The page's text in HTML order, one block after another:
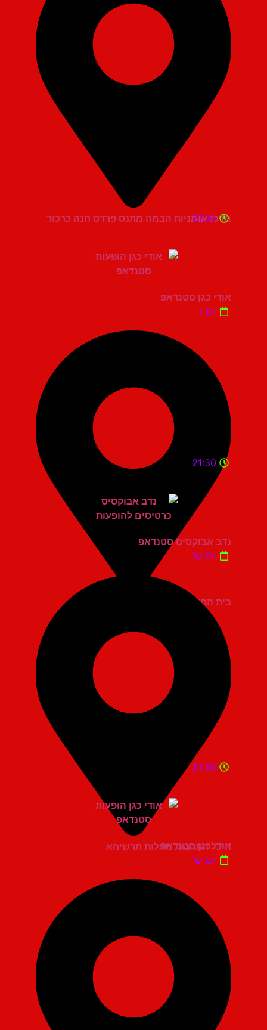
מרכז אומניות הבמה מתנס פרדס חנה כרכור
21:30
אודי כגן סטנדאפ
יום ו'
בית החייל תל אביב
21:30
נדב אבוקסיס סטנדאפ
יום ש'
היכל התרבות מעלות תרשיחא
21:30
אודי כגן סטנדאפ
יום ש'